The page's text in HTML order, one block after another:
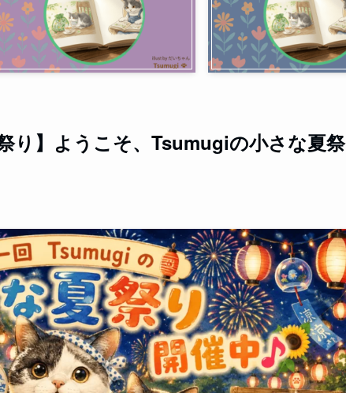
り】ようこそ、Tsumugiの小さな夏祭